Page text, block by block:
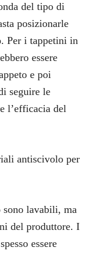
del tipo di
posizionarle
Per i tappetini in
essere
e poi
seguire le
l’efficacia del
antiscivolo per
lavabili, ma
del produttore. I
essere